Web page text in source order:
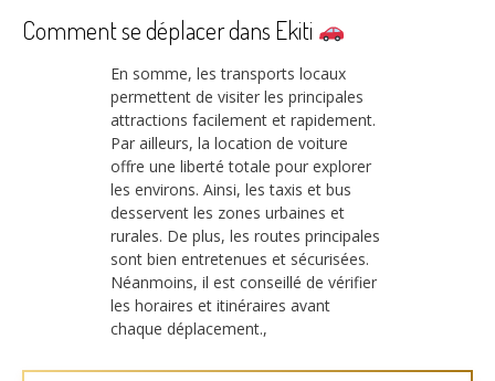
Comment se déplacer dans Ekiti
En somme, les transports locaux
permettent de visiter les principales
attractions facilement et rapidement.
Par ailleurs, la location de voiture
offre une liberté totale pour explorer
les environs. Ainsi, les taxis et bus
desservent les zones urbaines et
rurales. De plus, les routes principales
sont bien entretenues et sécurisées.
Néanmoins, il est conseillé de vérifier
les horaires et itinéraires avant
chaque déplacement.,